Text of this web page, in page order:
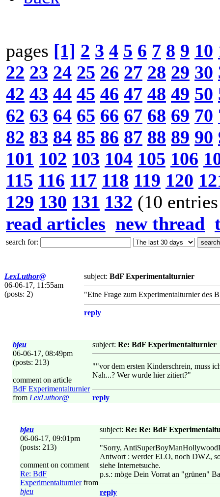
pages [1] 2 3 4 5 6 7 8 9 10
22 23 24 25 26 27 28 29 30
42 43 44 45 46 47 48 49 50
62 63 64 65 66 67 68 69 70
82 83 84 85 86 87 88 89 90
101 102 103 104 105 106
115 116 117 118 119 120
129 130 131 132 (10
read articles new thread
search for:
LexLuthor@
06-06-17, 11:55am
(posts: 2)
subject: BdF Experimentalturnier
"Eine Frage zum Experimentalturnier des
reply
bjeu
06-06-17, 08:49pm
(posts: 213)
comment on article
BdF Experimentalturnier
from LexLuthor@
subject: Re: BdF Experimentalturnier
""vor dem ersten Kinderschrein, muss
Nah...? Wer wurde hier zitiert?"
reply
bjeu
06-06-17, 09:01pm
(posts: 213)
comment on comment
Re: BdF
Experimentalturnierfrom
bjeu
subject: Re: Re: BdF
"Sorry,
Antwort : werder ELO, noch DWZ,
siehe Internetsuche.
p.s.: möge Dein Vorrat an "grünen"
reply